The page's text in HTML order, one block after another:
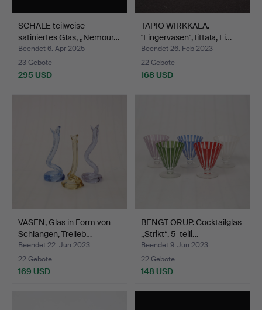
SCHALE teilweise
satiniertes Glas, „Nemour…
Beendet 6. Apr 2025
23 Gebote
295 USD
TAPIO WIRKKALA.
"Fingervasen", Iittala, Fi…
Beendet 26. Feb 2023
22 Gebote
168 USD
VASEN, Glas in Form von
Schlangen, Trelleb…
Beendet 22. Jun 2023
22 Gebote
169 USD
BENGT ORUP. Cocktailglas
„Strikt“, 5-teili…
Beendet 9. Jun 2023
22 Gebote
148 USD